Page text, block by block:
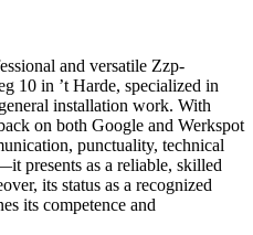
and versatile Zzp-
10 in ’t Harde, specialized in
installation work. With
on both Google and Werkspot
punctuality, technical
presents as a reliable, skilled
its status as a recognized
its competence and